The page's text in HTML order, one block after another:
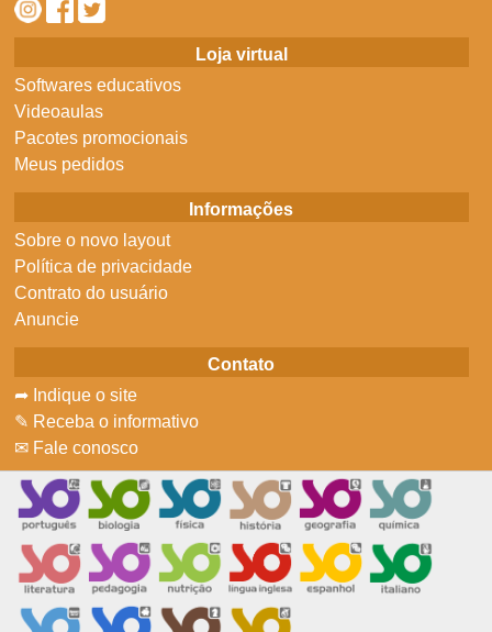
Loja virtual
Softwares educativos
Videoaulas
Pacotes promocionais
Meus pedidos
Informações
Sobre o novo layout
Política de privacidade
Contrato do usuário
Anuncie
Contato
➦ Indique o site
✎ Receba o informativo
✉ Fale conosco